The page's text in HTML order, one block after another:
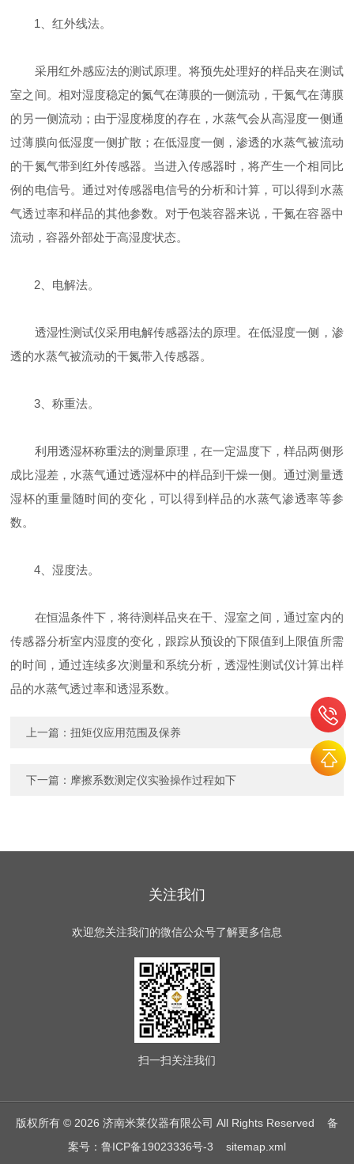
1、红外线法。
采用红外感应法的测试原理。将预先处理好的样品夹在测试
室之间。相对湿度稳定的氮气在薄膜的一侧流动，干氮气在薄膜
的另一侧流动；由于湿度梯度的存在，水蒸气会从高湿度一侧通
过薄膜向低湿度一侧扩散；在低湿度一侧，渗透的水蒸气被流动
的干氮气带到红外传感器。当进入传感器时，将产生一个相同比
例的电信号。通过对传感器电信号的分析和计算，可以得到水蒸
气透过率和样品的其他参数。对于包装容器来说，干氮在容器中
流动，容器外部处于高湿度状态。
2、电解法。
透湿性测试仪采用电解传感器法的原理。在低湿度一侧，渗
透的水蒸气被流动的干氮带入传感器。
3、称重法。
利用透湿杯称重法的测量原理，在一定温度下，样品两侧形
成比湿差，水蒸气通过透湿杯中的样品到干燥一侧。通过测量透
湿杯的重量随时间的变化，可以得到样品的水蒸气渗透率等参
数。
4、湿度法。
在恒温条件下，将待测样品夹在干、湿室之间，通过室内的
传感器分析室内湿度的变化，跟踪从预设的下限值到上限值所需
的时间，通过连续多次测量和系统分析，透湿性测试仪计算出样
品的水蒸气透过率和透湿系数。
上一篇：扭矩仪应用范围及保养
下一篇： 摩擦系数测定仪实验操作过程如下
关注我们
欢迎您关注我们的微信公众号了解更多信息
扫一扫关注我们
版权所有 © 2026 济南米莱仪器有限公司 All Rights Reserved 备
案号：鲁ICP备19023336号-3
sitemap.xml